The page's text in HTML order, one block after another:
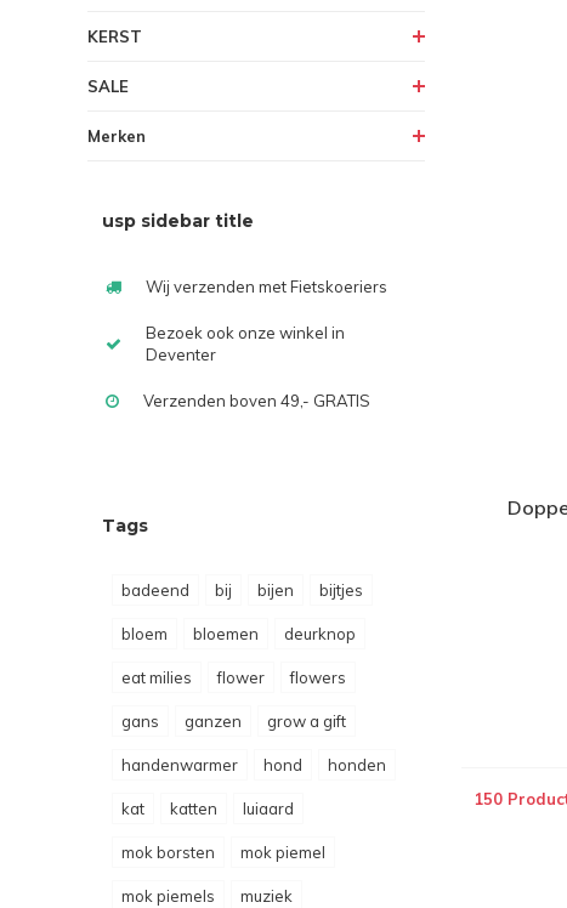
KERST
SALE
Merken
usp sidebar title
Wij verzenden met Fietskoeriers
Bezoek ook onze winkel in
Deventer
Verzenden boven 49,- GRATIS
Tags
badeend bij bijen bijtjes
bloem bloemen deurknop
eat milies flower flowers
gans ganzen grow a gift
handenwarmer hond honden
kat katten luiaard
mok borsten mok piemel
mok piemels muziek
150